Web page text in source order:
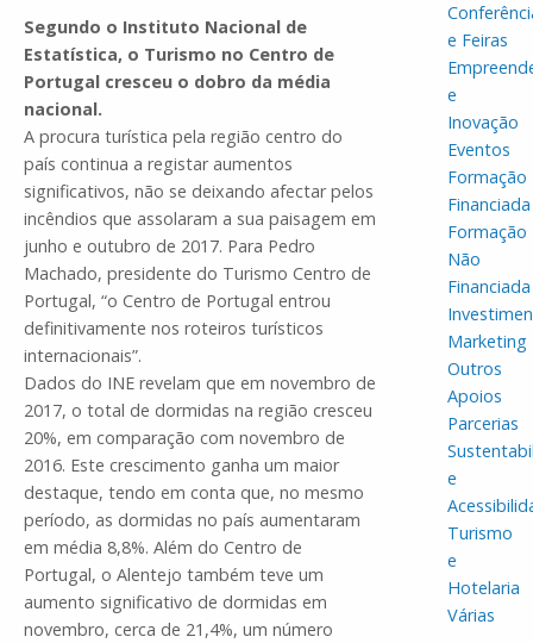
Segundo o Instituto Nacional de
Estatística, o Turismo no Centro de
Portugal cresceu o dobro da média
nacional.
A procura turística pela região centro do
país continua a registar aumentos
significativos, não se deixando afectar pelos
incêndios que assolaram a sua paisagem em
junho e outubro de 2017. Para Pedro
Machado, presidente do Turismo Centro de
Portugal, “o Centro de Portugal entrou
definitivamente nos roteiros turísticos
internacionais”.
Dados do INE revelam que em novembro de
2017, o total de dormidas na região cresceu
20%, em comparação com novembro de
2016. Este crescimento ganha um maior
destaque, tendo em conta que, no mesmo
período, as dormidas no país aumentaram
em média 8,8%. Além do Centro de
Portugal, o Alentejo também teve um
aumento significativo de dormidas em
novembro, cerca de 21,4%, um número
e Feiras
e
Inovação
Eventos
Formação
Financiada
Formação
Não
Financiada
Marketing
Outros
Apoios
Parcerias
e
Turismo
e
Hotelaria
Várias